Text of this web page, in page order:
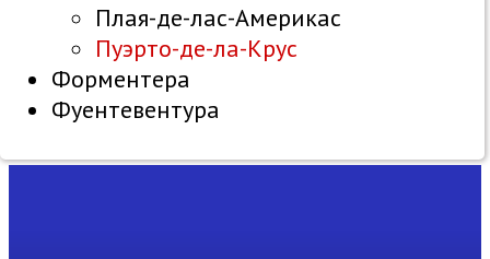
Плая-де-лас-Америкас
Пуэрто-де-ла-Крус
Форментера
Фуентевентура